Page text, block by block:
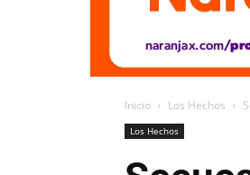
Inicio Los Hechos
Los Hechos